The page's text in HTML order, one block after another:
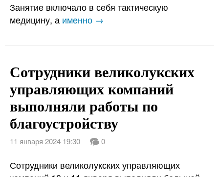
Занятие включало в себя тактическую
медицину, а именно →
Сотрудники великолукских
управляющих компаний
выполняли работы по
благоустройству
11 января 2024 19:30 0
Сотрудники великолукских управляющих